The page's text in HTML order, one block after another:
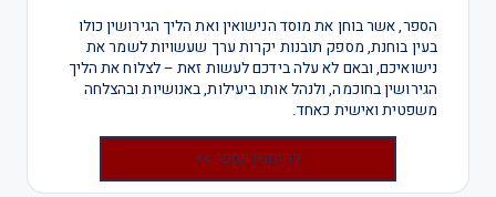
הספר, אשר בוחן את מוסד הנישואין ואת הליך הגירושין כולו
בעין בוחנת, מספק תובנות יקרות ערך שעשויות לשמר את
נישואיכם, ובאם לא עלה בידכם לעשות זאת – לצלוח את הליך
הגירושין בחוכמה, ולנהל אותו ביעילות, באנושיות ובהצלחה
משפטית ואישית כאחד.
להזמנת הספר >>